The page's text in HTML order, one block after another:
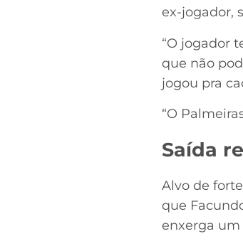
ex-jogador,
“O jogador
que não
jogou pra
“O
Saída
Alvo de
que
enxerga